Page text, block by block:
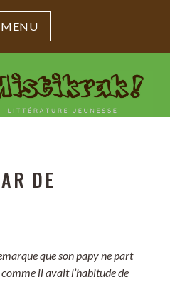
MENU
DE
que son papy ne part
il avait l’habitude de